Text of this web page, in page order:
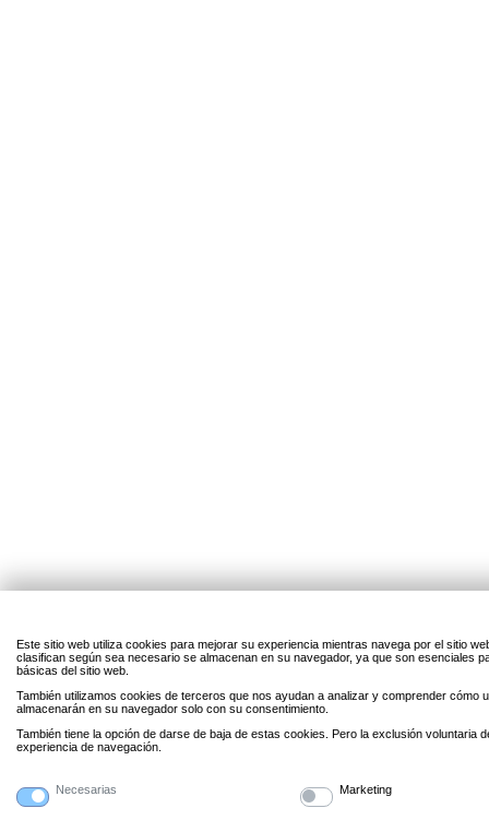
Este sitio web utiliza cookies para mejorar su experiencia mientras navega por el sitio
clasifican según sea necesario se almacenan en su navegador, ya que son esenciales
básicas del sitio web.
También utilizamos cookies de terceros que nos ayudan a analizar y comprender cómo
almacenarán en su navegador solo con su consentimiento.
También tiene la opción de darse de baja de estas cookies. Pero la exclusión voluntaria
experiencia de navegación.
Necesarias Marketing